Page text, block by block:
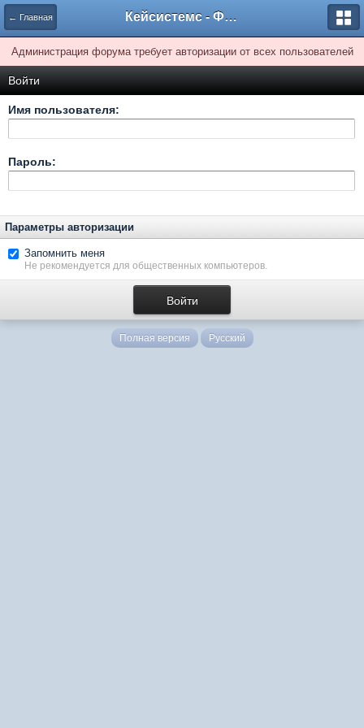
← Главная Кейсистемс - Форумы
Администрация форума требует авторизации от всех пользователей
Войти
Имя пользователя:
Пароль:
Параметры авторизации
Запомнить меня
Не рекомендуется для общественных компьютеров.
Полная версия Русский